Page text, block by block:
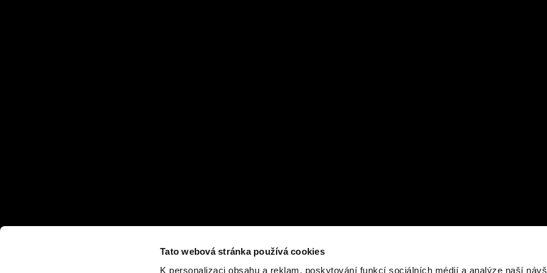
Tato webová stránka používá cookies
K personalizaci obsahu a reklam, poskytování funkcí sociálních médií a analýze naší